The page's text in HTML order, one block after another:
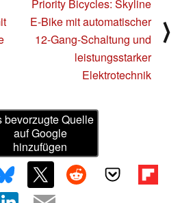
Priority Bicycles: Skyline
E-Bike mit automatischer
12-Gang-Schaltung und
leistungsstarker
Elektrotechnik
⟩
bevorzugte Quelle
auf Google
hinzufügen